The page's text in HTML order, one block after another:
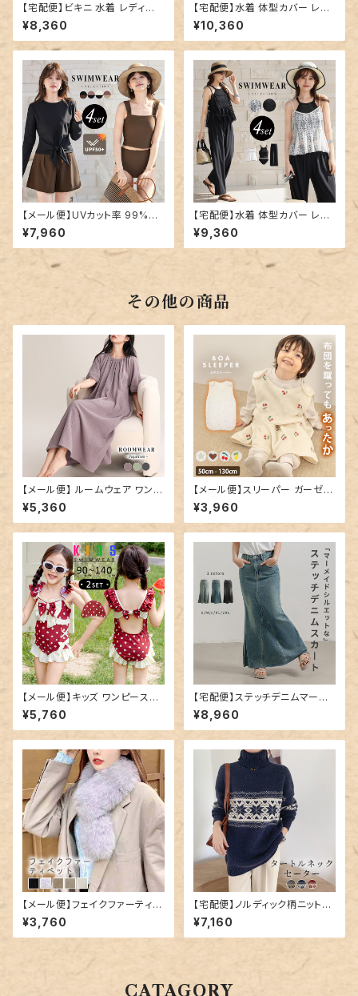
【宅配便】ビキニ 水着 レディー
ス ブラ ショーツ／hys3381
¥8,360
【宅配便】水着 体型カバー レデ
ィース ボーダー ラッシュガード
タンキニ 4点セット／hys3418
¥10,360
【メール便】UVカット率 99%以
上 水着 体型カバー レディース
ラッシュガード 長袖 タンキニ 4
点セット／hys3390
¥7,960
【宅配便】水着 体型カバー レデ
ィース アメリカンスリーブ レー
ス キャミソール 4点セット／hys
3424
¥9,360
その他の商品
【メール便】 ルームウェア ワンピ
ース ロング レディース／room
wear278
¥5,360
【メール便】スリーパー ガーゼ フ
リース キッズ 女の子／kidsto
ps016
¥3,960
【メール便】キッズ ワンピース水
着 レトロガーリー リボン フリル
／kids551
¥5,760
【宅配便】ステッチデニムマーメ
イドスカート／skirt032
¥8,960
【メール便】フェイクファーティペ
ット／stole064
¥3,760
【宅配便】ノルディック柄ニット／
tops1547
¥7,160
CATAGORY